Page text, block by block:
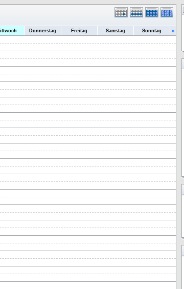
Donnerstag Freitag Samstag Sonntag »